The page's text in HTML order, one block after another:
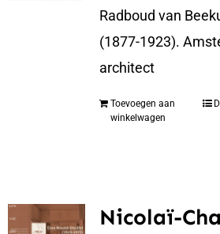
Radboud van
(1877-1923).
architect
Toevoegen aan
winkelwagen
Nicolaï-